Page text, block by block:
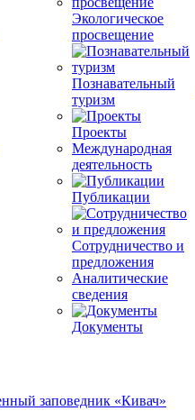
Экологическое
просвещение
Познавательный
туризм
Проекты
Международная
деятельность
Публикации
Сотрудничество и
предложения
Аналитические
сведения
Документы